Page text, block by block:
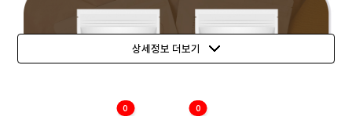
상세정보 더보기
0 0